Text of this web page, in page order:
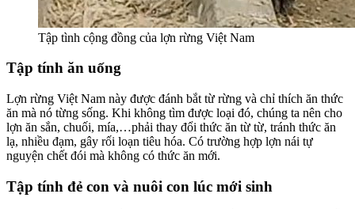
Tập tình cộng đồng của lợn rừng Việt Nam
Tập tính ăn uống
Lợn rừng Việt Nam này được đánh bắt từ rừng và chỉ thích ăn thức
ăn mà nó từng sống. Khi không tìm được loại đó, chúng ta nên cho
lợn ăn sắn, chuối, mía,…phải thay đổi thức ăn từ từ, tránh thức ăn
lạ, nhiều đạm, gây rối loạn tiêu hóa. Có trường hợp lợn nái tự
nguyện chết đói mà không có thức ăn mới.
Tập tính đẻ con và nuôi con lúc mới sinh